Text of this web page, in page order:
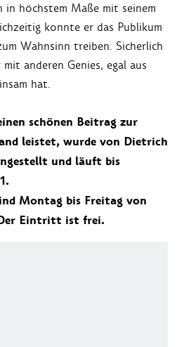
in höchstem Maße mit seinem
konnte er das Publikum
Wahnsinn treiben. Sicherlich
anderen Genies, egal aus
hat.
schönen Beitrag zur
leistet, wurde von Dietrich
und läuft bis
Montag bis Freitag von
Eintritt ist frei.